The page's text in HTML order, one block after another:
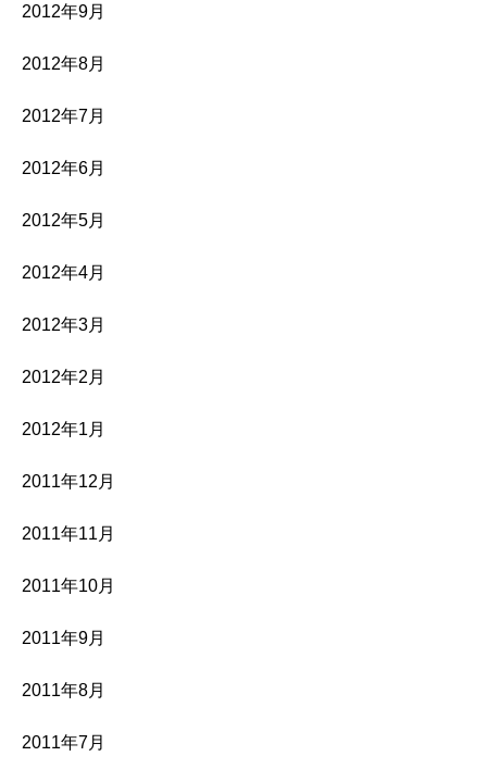
2012年9月
2012年8月
2012年7月
2012年6月
2012年5月
2012年4月
2012年3月
2012年2月
2012年1月
2011年12月
2011年11月
2011年10月
2011年9月
2011年8月
2011年7月